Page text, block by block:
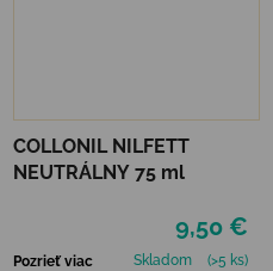
COLLONIL NILFETT
NEUTRÁLNY 75 ml
9,50 €
Pozrieť viac Skladom (>5 ks)